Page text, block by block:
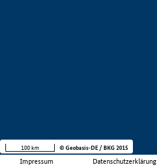
Impressum Datenschutzerklärung
100 km © Geobasis-DE / BKG 2015